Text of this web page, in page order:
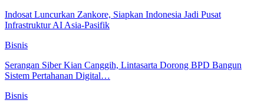
Indosat Luncurkan Zankore, Siapkan Indonesia Jadi Pusat
Infrastruktur AI Asia-Pasifik
Bisnis
Serangan Siber Kian Canggih, Lintasarta Dorong BPD Bangun
Sistem Pertahanan Digital…
Bisnis